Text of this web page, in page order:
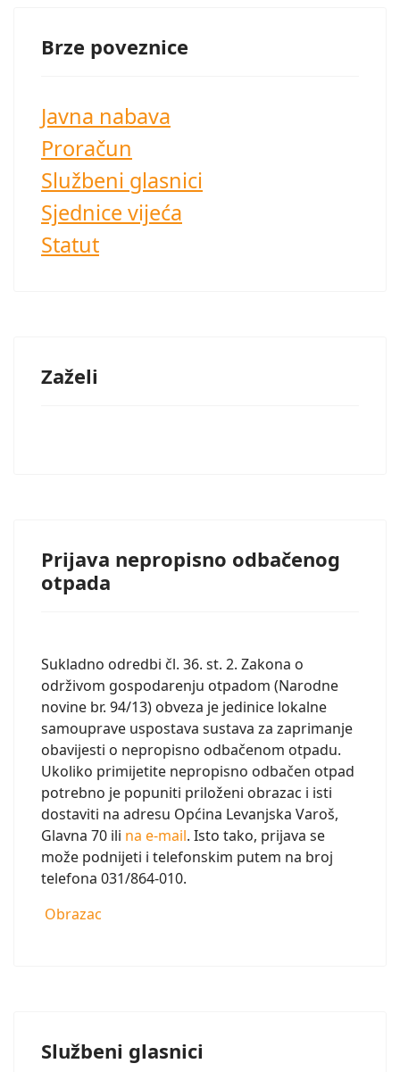
Brze poveznice
Javna nabava
Proračun
Službeni glasnici
Sjednice vijeća
Statut
Zaželi
Prijava nepropisno odbačenog
otpada
Sukladno odredbi čl. 36. st. 2. Zakona o
održivom gospodarenju otpadom (Narodne
novine br. 94/13) obveza je jedinice lokalne
samouprave uspostava sustava za zaprimanje
obavijesti o nepropisno odbačenom otpadu.
Ukoliko primijetite nepropisno odbačen otpad
potrebno je popuniti priloženi obrazac i isti
dostaviti na adresu Općina Levanjska Varoš,
Glavna 70 ili na e-mail. Isto tako, prijava se
može podnijeti i telefonskim putem na broj
telefona 031/864-010.
Obrazac
Službeni glasnici